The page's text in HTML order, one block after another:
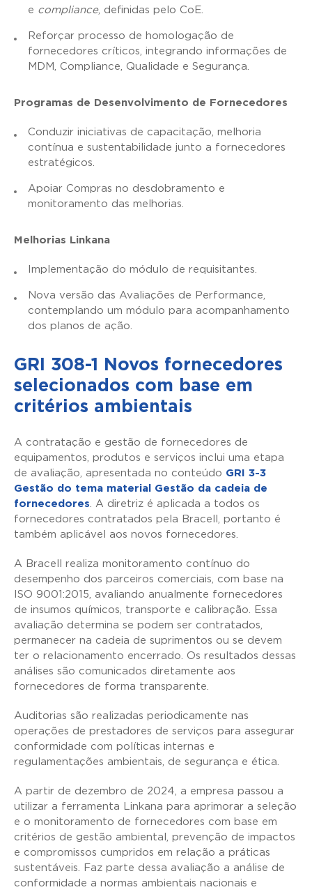
e compliance, definidas pelo CoE.
Reforçar processo de homologação de
fornecedores críticos, integrando informações de
MDM, Compliance, Qualidade e Segurança.
Programas de Desenvolvimento de Fornecedores
Conduzir iniciativas de capacitação, melhoria
contínua e sustentabilidade junto a fornecedores
estratégicos.
Apoiar Compras no desdobramento e
monitoramento das melhorias.
Melhorias Linkana
Implementação do módulo de requisitantes.
Nova versão das Avaliações de Performance,
contemplando um módulo para acompanhamento
dos planos de ação.
GRI 308-1 Novos fornecedores
selecionados com base em
critérios ambientais
A contratação e gestão de fornecedores de
equipamentos, produtos e serviços inclui uma etapa
de avaliação, apresentada no conteúdo GRI 3-3
Gestão do tema material Gestão da cadeia de
fornecedores . A diretriz é aplicada a todos os
fornecedores contratados pela Bracell, portanto é
também aplicável aos novos fornecedores.
A Bracell realiza monitoramento contínuo do
desempenho dos parceiros comerciais, com base na
ISO 9001:2015, avaliando anualmente fornecedores
de insumos químicos, transporte e calibração. Essa
avaliação determina se podem ser contratados,
permanecer na cadeia de suprimentos ou se devem
ter o relacionamento encerrado. Os resultados dessas
análises são comunicados diretamente aos
fornecedores de forma transparente.
Auditorias são realizadas periodicamente nas
operações de prestadores de serviços para assegurar
conformidade com políticas internas e
regulamentações ambientais, de segurança e ética.
A partir de dezembro de 2024, a empresa passou a
utilizar a ferramenta Linkana para aprimorar a seleção
e o monitoramento de fornecedores com base em
critérios de gestão ambiental, prevenção de impactos
e compromissos cumpridos em relação a práticas
sustentáveis. Faz parte dessa avaliação a análise de
conformidade a normas ambientais nacionais e